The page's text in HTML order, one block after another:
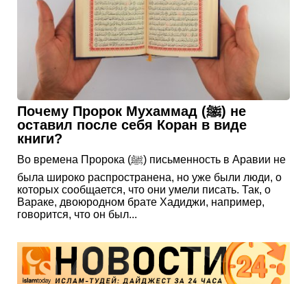
Почему Пророк Мухаммад (ﷺ) не
оставил после себя Коран в виде
книги?
Во времена Пророка (ﷺ) письменность в Аравии не
была широко распространена, но уже были люди, о
которых сообщается, что они умели писать. Так, о
Вараке, двоюродном брате Хадиджи, например,
говорится, что он был...